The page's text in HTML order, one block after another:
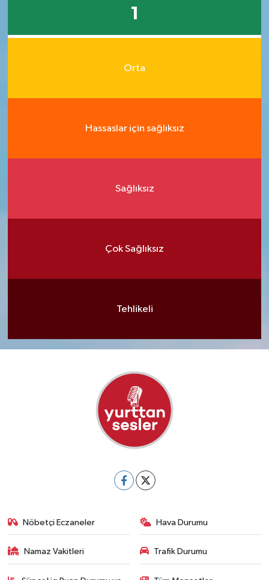
1
Orta
Hassaslar için sağlıksız
Sağlıksız
Çok Sağlıksız
Tehlikeli
Nöbetçi Eczaneler Hava Durumu
Namaz Vakitleri Trafik Durumu